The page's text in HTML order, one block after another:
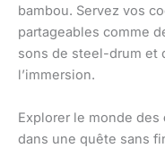
bambou. Servez vos
partageables comme
sons de steel-drum et
l’immersion.
Explorer le monde des
dans une quête sans